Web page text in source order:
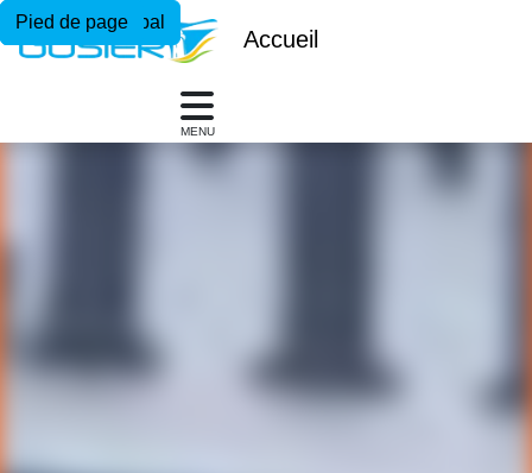
Menu principal
Contenu principal
Pied de page
Accueil
MENU